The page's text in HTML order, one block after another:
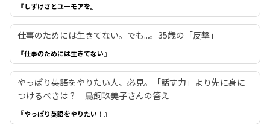
『しずけさとユーモアを』
仕事のためには生きてない。でも...。35歳の「反撃」
『仕事のためには生きてない』
やっぱり英語をやりたい人、必見。「話す力」より先に身に
つけるべきは？ 鳥飼玖美子さんの答え
『やっぱり英語をやりたい！』